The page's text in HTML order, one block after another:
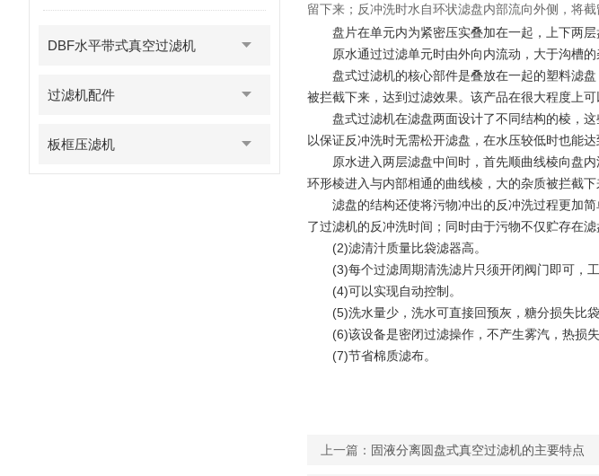
DBF水平带式真空过滤机
过滤机配件
板框压滤机
留下来；反冲洗时水自环状滤盘内部流向外侧，将
盘片在单元内为紧密压实叠加在一起，上下两层
原水通过过滤单元时由外向内流动，大于沟槽的
盘式过滤机的核心部件是叠放在一起的塑料滤
被拦截下来，达到过滤效果。该产品在很大程度上
盘式过滤机在滤盘两面设计了不同结构的棱，
以保证反冲洗时无需松开滤盘，在水压较低时也能
原水进入两层滤盘中间时，首先顺曲线棱向盘
环形棱进入与内部相通的曲线棱，大的杂质被拦截下
滤盘的结构还使将污物冲出的反冲洗过程更加
了过滤机的反冲洗时间；同时由于污物不仅贮存在
(2)滤清汁质量比袋滤器高。
(3)每个过滤周期清洗滤片只须开闭阀门即可，
(4)可以实现自动控制。
(5)洗水量少，洗水可直接回预灰，糖分损失比袋
(6)该设备是密闭过滤操作，不产生雾汽，热损失
(7)节省棉质滤布。
上一篇： 固液分离圆盘式真空过滤机的主要特点